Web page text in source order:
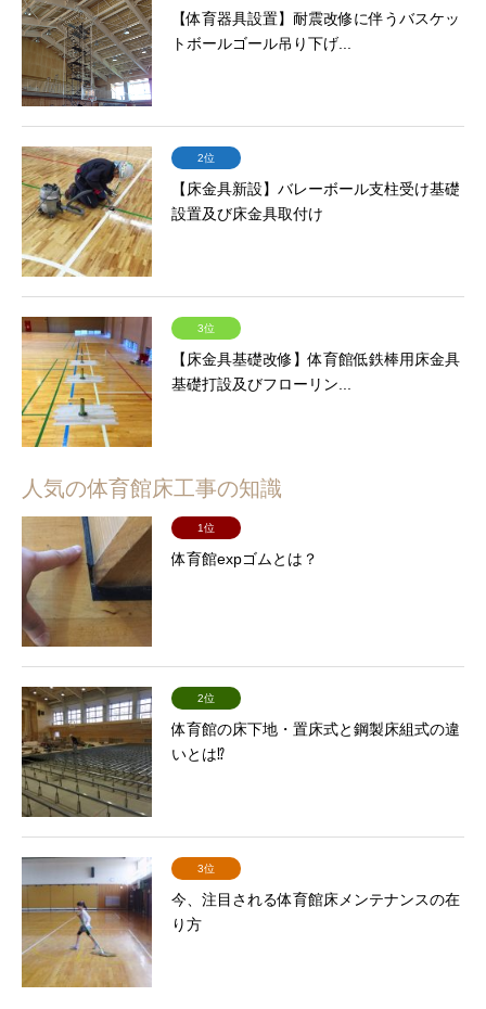
【体育器具設置】耐震改修に伴うバスケッ
トボールゴール吊り下げ...
2位
【床金具新設】バレーボール支柱受け基礎
設置及び床金具取付け
3位
【床金具基礎改修】体育館低鉄棒用床金具
基礎打設及びフローリン...
人気の体育館床工事の知識
1位
体育館expゴムとは？
2位
体育館の床下地・置床式と鋼製床組式の違
いとは⁉
3位
今、注目される体育館床メンテナンスの在
り方